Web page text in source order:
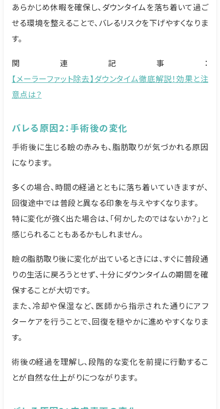
あらかじめ休暇を確保し、ダウンタイムを落ち着いて過ご
せる環境を整えることで、バレるリスクを下げやすくなりま
す。
関連記事：
【メーラーファット除去】ダウンタイム徹底解説！効果と注
意点は？
バレる原因2：手術後の変化
手術後に生じる瞼の赤みも、脂肪取りが気づかれる原因
になります。
多くの場合、時間の経過とともに落ち着いていきますが、
回復途中では普段と異なる印象を与えやすくなります。
特に変化が強く出た場合は、「何かしたのではないか？」と
感じられることもあるかもしれません。
瞼の脂肪取り後に変化が出ているときには、すぐに普段通
りの生活に戻ろうとせず、十分にダウンタイムの期間を確
保することが大切です。
また、冷却や保湿など、医師から指示された通りにアフ
ターケアを行うことで、回復を穏やかに進めやすくなりま
す。
術後の経過を理解し、段階的な変化を前提に行動するこ
とが自然な仕上がりにつながります。